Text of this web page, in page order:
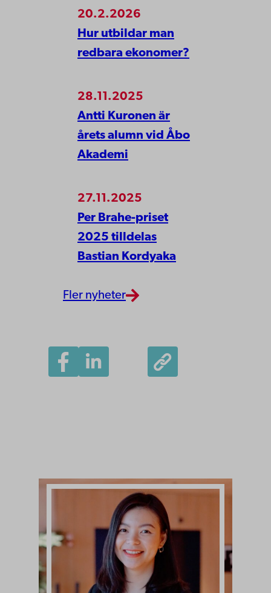
20.2.2026
Hur utbildar man
redbara ekonomer?
28.11.2025
Antti Kuronen är
årets alumn vid Åbo
Akademi
27.11.2025
Per Brahe-priset
2025 tilldelas
Bastian Kordyaka
Fler nyheter